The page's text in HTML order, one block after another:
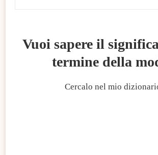
Vuoi sapere il
termine della
Cercalo nel mio